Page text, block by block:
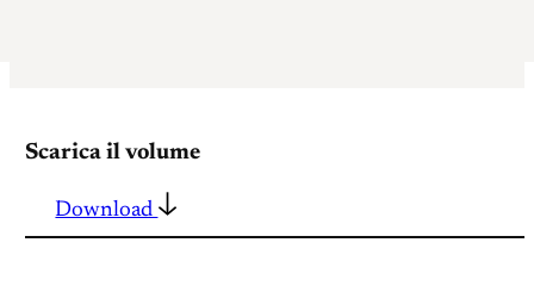
Scarica il volume
Download